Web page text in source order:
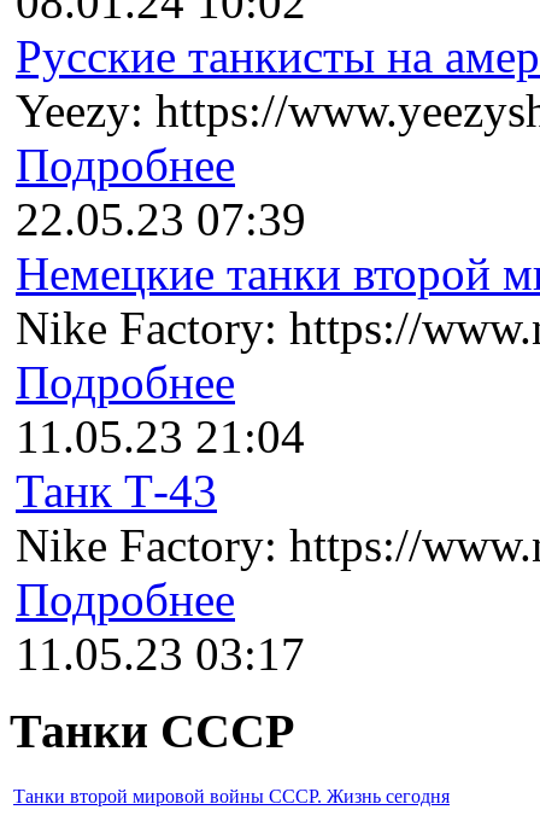
Русские танкисты на
Yeezy: https://
Подробнее
22.05.23 07:39
Немецкие танки второй
Nike Factory: https://
Подробнее
11.05.23 21:04
Танк Т-43
Nike Factory: https://
Подробнее
11.05.23 03:17
Танки СССР
Танки второй мировой войны СССР. Жизнь сегодня